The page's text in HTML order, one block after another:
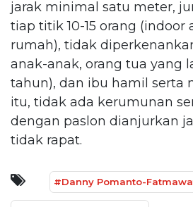
jarak minimal satu meter,
tiap titik 10-15 orang (indoor
rumah), tidak
anak-anak, orang tua yang
tahun), dan ibu hamil serta
itu, tidak ada kerumunan
dengan paslon dianjurkan
tidak rapat.
#Danny Pomanto-